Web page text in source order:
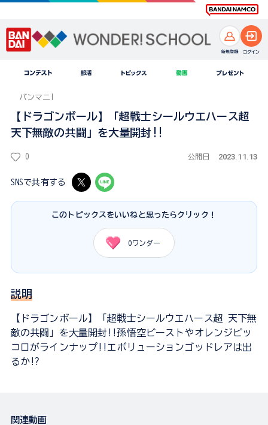
【ドラゴンボール】「超戦士シールウエハース超
天下無敵の共闘」を大量開封!!
バンマニ!
0 公開日 2023.11.13
SNSで共有する
このトピックスをいいねと思ったらクリック！
0ワンダー
説明
【ドラゴンボール】「超戦士シールウエハース超 天下無
敵の共闘」を大量開封!!孫悟空ビーストやオレンジピッ
コロがラインナップ!!エボリューションゴッドレアは出
るか!?
関連動画